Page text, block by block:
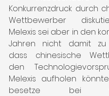
Konkurrenzdruck durch
Wettbewerber
Melexis sei aber in den
Jahren nicht damit zu
dass chinesische
den
Melexis aufholen
besetze bei